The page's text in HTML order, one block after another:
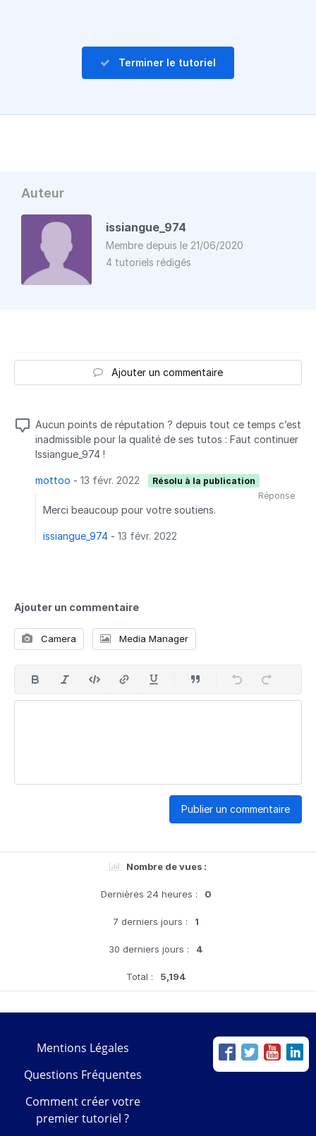
Terminer le tutoriel
Auteur
issiangue_974
Membre depuis le 21/06/2020
4 tutoriels rédigés
Ajouter un commentaire
Aucun points de réputation ? depuis tout ce temps c’est
inadmissible pour la qualité de ses tutos : Faut continuer
Issiangue_974 !
mottoo - 13 févr. 2022
Résolu à la publication
Réponse
Merci beaucoup pour votre soutiens.
issiangue_974 - 13 févr. 2022
Ajouter un commentaire
Camera Media Manager
Publier un commentaire
Nombre de vues :
Dernières 24 heures : 0
7 derniers jours : 1
30 derniers jours : 4
Total : 5,194
Mentions Légales
Questions Fréquentes
Comment créer votre
premier tutoriel ?